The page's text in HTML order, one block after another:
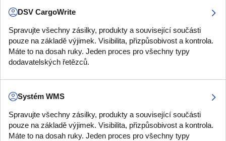
DSV CargoWrite
Spravujte všechny zásilky, produkty a související součásti
pouze na základě výjimek. Visibilita, přizpůsobivost a kontrola.
Máte to na dosah ruky. Jeden proces pro všechny typy
dodavatelských řetězců.
Systém WMS
Spravujte všechny zásilky, produkty a související součásti
pouze na základě výjimek. Visibilita, přizpůsobivost a kontrola.
Máte to na dosah ruky. Jeden proces pro všechny typy